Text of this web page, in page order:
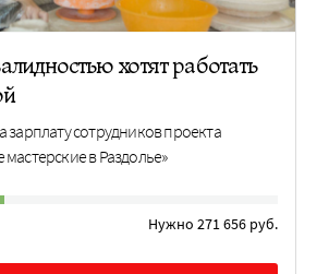
хотят работать
зарплату сотрудников проекта
в Раздолье»
Нужно 271 656 руб.